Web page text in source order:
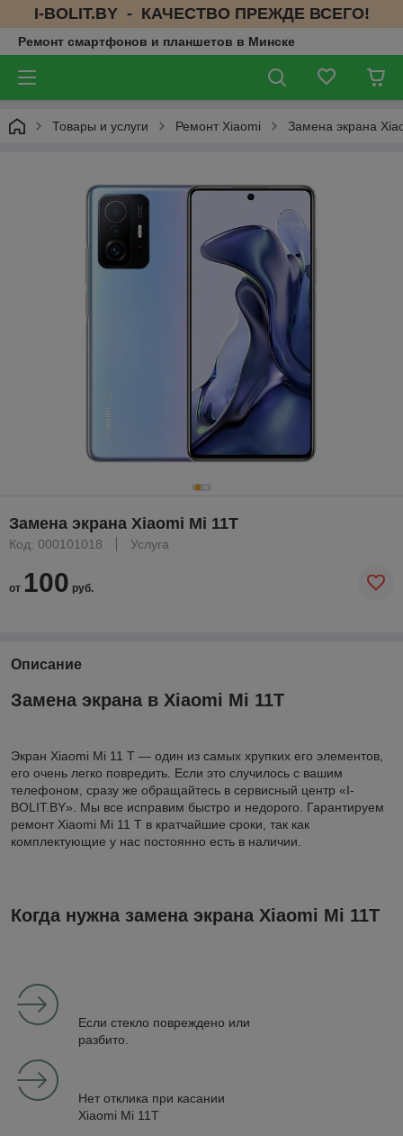
I-BOLIT.BY - КАЧЕСТВО ПРЕЖДЕ ВСЕГО!
Ремонт смартфонов и планшетов в Минске
Товары и услуги Ремонт Xiaomi Замена экрана
Замена экрана Xiaomi Mi 11T
Код: 000101018 Услуга
от 100 руб.
Описание
Замена экрана в Xiaomi Mi 11T
Экран Xiaomi Mi 11 T — один из самых хрупких его элементов,
его очень легко повредить. Если это случилось с вашим
телефоном, сразу же обращайтесь в сервисный центр «I-
BOLIT.BY». Мы все исправим быстро и недорого. Гарантируем
ремонт Xiaomi Mi 11 T в кратчайшие сроки, так как
комплектующие у нас постоянно есть в наличии.
Когда нужна замена экрана Xiaomi Mi 11T
Если стекло повреждено или
разбито.
Нет отклика при касании
Xiaomi Mi 11T